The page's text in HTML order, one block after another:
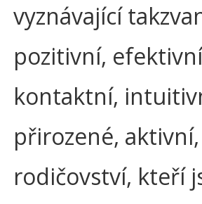
vyznávající
pozitivní,
kontaktní,
přirozené,
rodičovství, kteří